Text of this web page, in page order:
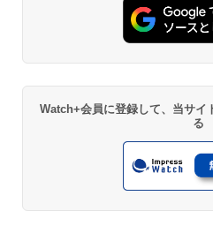
Watch+会員に登録して、当サイ
る